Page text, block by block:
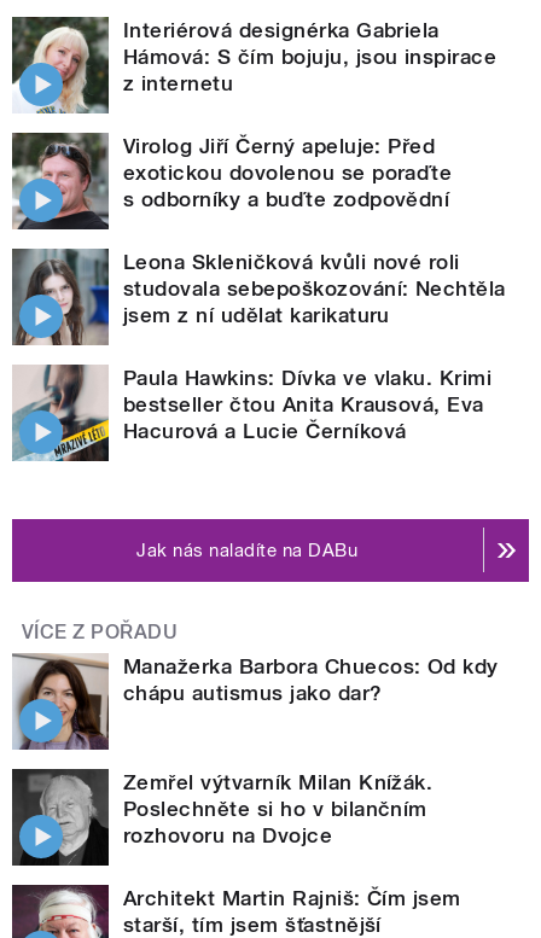
Interiérová designérka Gabriela
Hámová: S čím bojuju, jsou inspirace
z internetu
Virolog Jiří Černý apeluje: Před
exotickou dovolenou se poraďte
s odborníky a buďte zodpovědní
Leona Skleničková kvůli nové roli
studovala sebepoškozování: Nechtěla
jsem z ní udělat karikaturu
Paula Hawkins: Dívka ve vlaku. Krimi
bestseller čtou Anita Krausová, Eva
Hacurová a Lucie Černíková
Jak nás naladíte na DABu
VÍCE Z POŘADU
Manažerka Barbora Chuecos: Od kdy
chápu autismus jako dar?
Zemřel výtvarník Milan Knížák.
Poslechněte si ho v bilančním
rozhovoru na Dvojce
Architekt Martin Rajniš: Čím jsem
starší, tím jsem šťastnější